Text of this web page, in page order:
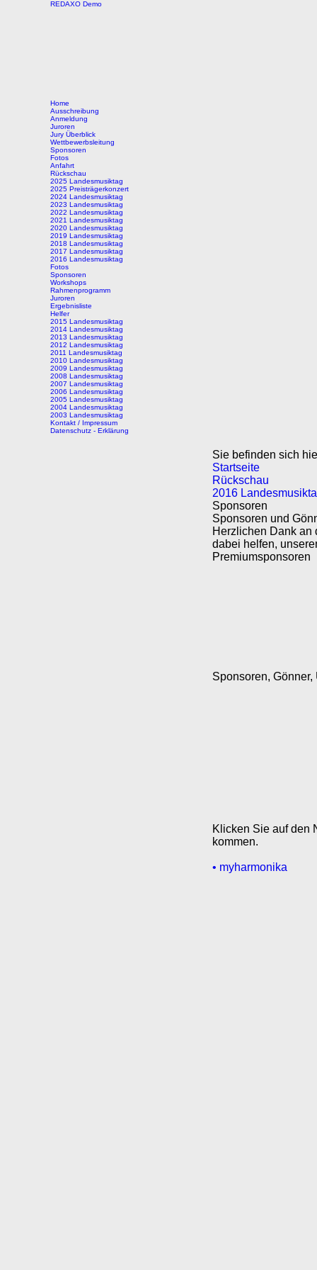
REDAXO Demo
Home
Ausschreibung
Anmeldung
Juroren
Jury Überblick
Wettbewerbsleitung
Sponsoren
Fotos
Anfahrt
Rückschau
2025 Landesmusiktag
2025 Preisträgerkonzert
2024 Landesmusiktag
2023 Landesmusiktag
2022 Landesmusiktag
2021 Landesmusiktag
2020 Landesmusiktag
2019 Landesmusiktag
2018 Landesmusiktag
2017 Landesmusiktag
2016 Landesmusiktag
Fotos
Sponsoren
Workshops
Rahmenprogramm
Juroren
Ergebnisliste
Helfer
2015 Landesmusiktag
2014 Landesmusiktag
2013 Landesmusiktag
2012 Landesmusiktag
2011 Landesmusiktag
2010 Landesmusiktag
2009 Landesmusiktag
2008 Landesmusiktag
2007 Landesmusiktag
2006 Landesmusiktag
2005 Landesmusiktag
2004 Landesmusiktag
2003 Landesmusiktag
Kontakt / Impressum
Datenschutz - Erklärung
Sie befinden sich
Startseite
Rückschau
2016
Sponsoren
Sponsoren und
Herzlichen Dank an
dabei helfen,
Premiumsponsoren
Sponsoren,
Klicken Sie auf den
kommen.
• myharmonika